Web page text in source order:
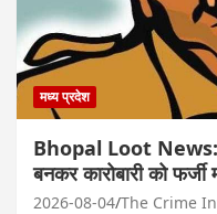
मध्य प्रदेश
Bhopal Loot News:
बनकर कारोबारी को
2026-08-04 The Crime